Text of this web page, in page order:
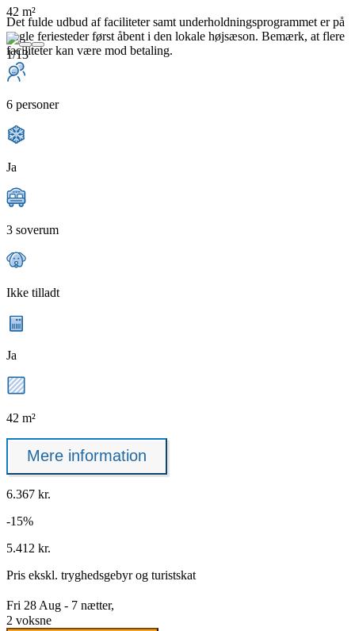
Det fulde udbud af faciliteter samt underholdningsprogrammet er på
nogle feriesteder først åbent i den lokale højsæson. Bemærk, at flere
faciliteter kan være mod betaling.
42 m²
1/13
6 personer
Ja
3 soverum
Ikke tilladt
Ja
42 m²
Mere information
6.367 kr.
-15%
5.412 kr.
Pris ekskl. tryghedsgebyrog turistskat
Fri 28 Aug - 7 nætter,
2 voksne